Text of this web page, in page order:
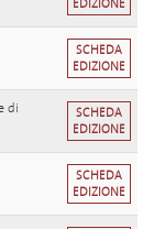
EDIZIONE
SCHEDA
EDIZIONE
di
SCHEDA
EDIZIONE
SCHEDA
EDIZIONE